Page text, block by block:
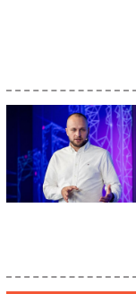
Кадры
Регулирование
Финансы
Web
CIO/